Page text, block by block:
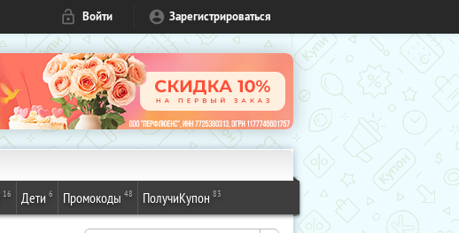
Войти Зарегистрироваться
16 Дети 6 Промокоды 48 ПолучиКупон 83